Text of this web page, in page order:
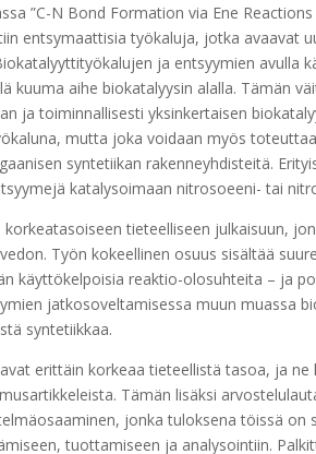
”C-N Bond Formation via Ene
entsymaattisia työkaluja, jotka avaavat
ja entsyymien avulla
kuuma aihe biokatalyysin alalla. Tämän
ja toiminnallisesti yksinkertaisen
mutta joka voidaan myös
syntetiikan rakenneyhdisteitä.
katalysoimaan nitrosoeeni- tai
tieteelliseen julkaisuun,
Työn kokeellinen osuus sisältää
käyttökelpoisia reaktio-olosuhteita – ja
jatkosoveltamisessa muun muassa
syntetiikkaa.
erittäin korkeaa tieteellistä tasoa, ja
Tämän lisäksi
jonka tuloksena töissä
tuottamiseen ja analysointiin.